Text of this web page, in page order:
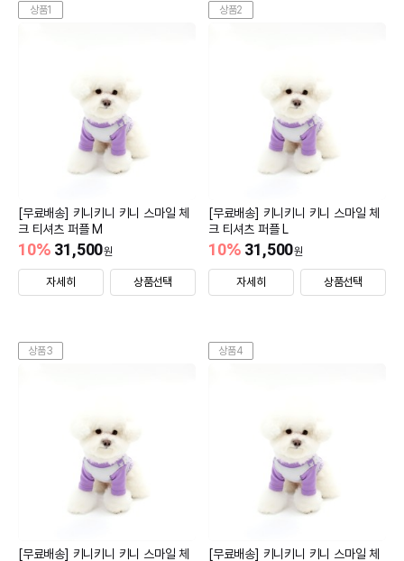
상품1
[무료배송] 키니키니 키니 스마일 체
크 티셔츠 퍼플 M
31,500원
10%
자세히 상품선택
상품2
[무료배송] 키니키니 키니 스마일 체
크 티셔츠 퍼플 L
31,500원
10%
자세히 상품선택
상품3
[무료배송] 키니키니 키니 스마일 체
상품4
[무료배송] 키니키니 키니 스마일 체